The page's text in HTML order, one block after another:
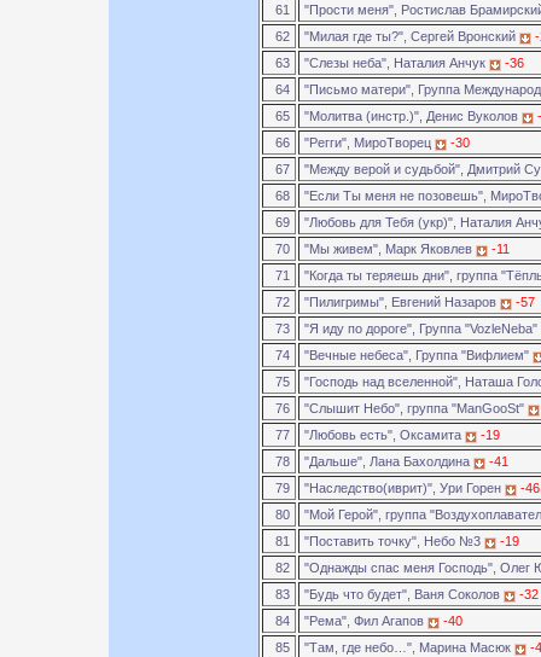
61
"Прости меня", Ростислав
62
"Милая где ты?", Сергей Вронский
63
"Слезы неба", Наталия Анчук
-36
64
"Письмо матери", Группа
65
"Молитва (инстр.)", Денис Вуколов
66
"Регги", МироТворец
-30
67
"Между верой и судьбой", Дмитрий
68
"Если Ты меня не позовешь",
69
"Любовь для Тебя (укр)", Наталия
70
"Мы живем", Марк Яковлев
-11
71
"Когда ты теряешь дни", группа
72
"Пилигримы", Евгений Назаров
-57
73
"Я иду по дороге", Группа "VozleNeba"
74
"Вечные небеса", Группа "Вифлием"
75
"Господь над вселенной", Наташа
76
"Слышит Небо", группа "ManGooSt"
77
"Любовь есть", Оксамита
-19
78
"Дальше", Лана Бахолдина
-41
79
"Наследство(иврит)", Ури Горен
-46
80
"Мой Герой", группа
81
"Поставить точку", Небо №3
-19
82
"Однажды спас меня Господь", Олег
83
"Будь что будет", Ваня Соколов
-32
84
"Рема", Фил Агапов
-40
85
"Там, где небо…", Марина Масюк
-